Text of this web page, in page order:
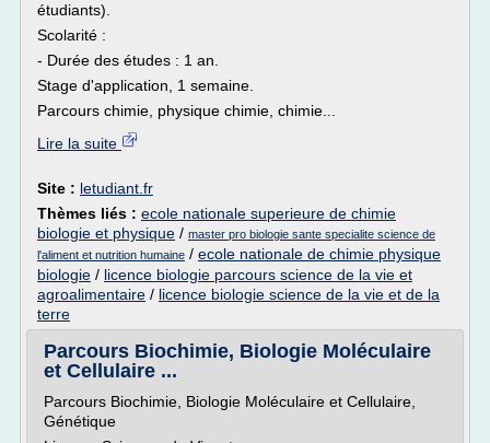
étudiants).
Scolarité :
- Durée des études : 1 an.
Stage d'application, 1 semaine.
Parcours chimie, physique chimie, chimie...
Lire la suite
Site : letudiant.fr
Thèmes liés : ecole nationale superieure de chimie
biologie et physique / master pro biologie sante specialite science de
l'aliment et nutrition humaine / ecole nationale de chimie physique
biologie / licence biologie parcours science de la vie et
agroalimentaire / licence biologie science de la vie et de la
terre
Parcours Biochimie, Biologie Moléculaire
et Cellulaire ...
Parcours Biochimie, Biologie Moléculaire et Cellulaire,
Génétique